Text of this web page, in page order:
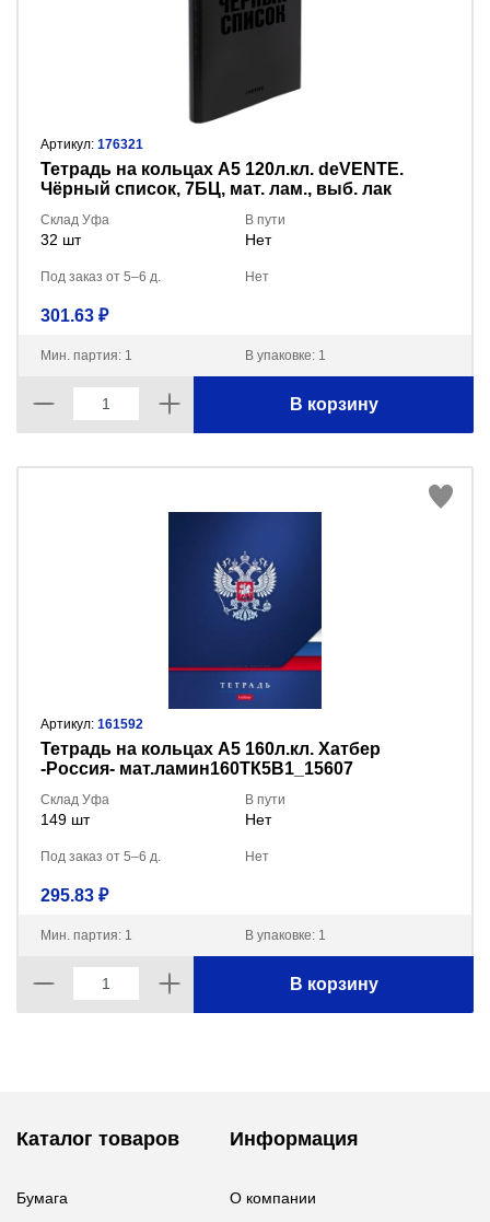
Артикул: 176321
Тетрадь на кольцах А5 120л.кл. deVENTE.
Чёрный список, 7БЦ, мат. лам., выб. лак
Склад Уфа
32 шт
В пути
Нет
Под заказ от 5–6 д. Нет
301.63 ₽
Мин. партия: 1 В упаковке: 1
В корзину
Артикул: 161592
Тетрадь на кольцах А5 160л.кл. Хатбер
-Россия- мат.ламин160ТК5В1_15607
Склад Уфа
149 шт
В пути
Нет
Под заказ от 5–6 д. Нет
295.83 ₽
Мин. партия: 1 В упаковке: 1
В корзину
Каталог товаров
Бумага
Информация
О компании